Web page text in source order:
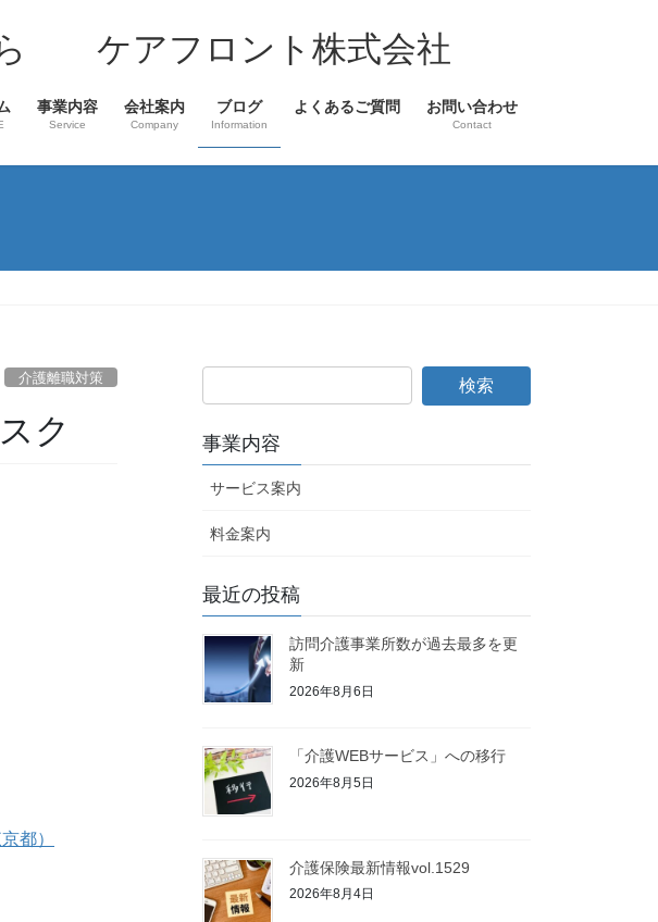
ら ケアフロント株式会社
事業内容
Service
会社案内
Company
ブログ
Information
よくあるご質問 お問い合わせ
Contact
介護離職対策
ク
都）
事業内容
サービス案内
料金案内
最近の投稿
訪問介護事業所数が過去最多を更
新
2026年8月6日
「介護WEBサービス」への移行
2026年8月5日
介護保険最新情報vol.1529
2026年8月4日